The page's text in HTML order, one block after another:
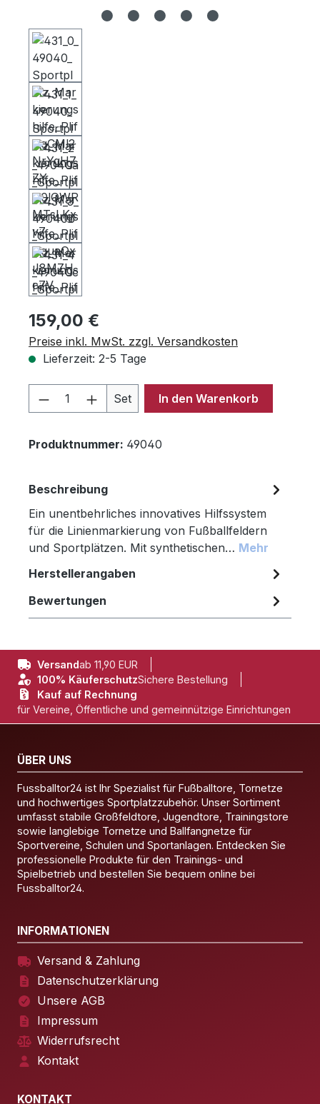
Regulärer Preis:
159,00 €
Preise inkl. MwSt. zzgl. Versandkosten
Lieferzeit: 2-5 Tage
Produkt Anzahl: Gib den
Set In den Warenkorb
Produktnummer: 49040
Beschreibung
Ein unentbehrliches innovatives Hilfssystem
für die Linienmarkierung von Fußballfeldern
und Sportplätzen. Mit synthetischen… Mehr
Herstellerangaben
Bewertungen
Versandab 11,90 EUR
100% KäuferschutzSichere Bestellung
Kauf auf Rechnung
für Vereine, Öffentliche und gemeinnützige Einrichtungen
ÜBER UNS
Fussballtor24 ist Ihr Spezialist für Fußballtore, Tornetze
und hochwertiges Sportplatzzubehör. Unser Sortiment
umfasst stabile Großfeldtore, Jugendtore, Trainingstore
sowie langlebige Tornetze und Ballfangnetze für
Sportvereine, Schulen und Sportanlagen. Entdecken Sie
professionelle Produkte für den Trainings- und
Spielbetrieb und bestellen Sie bequem online bei
Fussballtor24.
INFORMATIONEN
Versand & Zahlung
Datenschutzerklärung
Unsere AGB
Impressum
Widerrufsrecht
Kontakt
KONTAKT